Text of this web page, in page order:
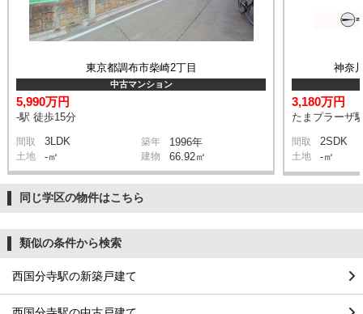
東京都調布市柴崎2丁目
中古マンション
5,990万円
-駅 徒歩15分
間取 3LDK 築年 1996年
土地 -㎡ 建物 66.92㎡
神奈
3,180万円
たまプラーザ
間取 2SDK
土地 -㎡
同じ学区の物件はこちら
類似の条件から検索
西国分寺駅の新築戸建て